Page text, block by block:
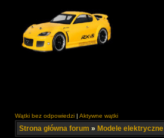
Wątki bez odpowiedzi | Aktywne wątki
Strona główna forum » Modele elektryczne